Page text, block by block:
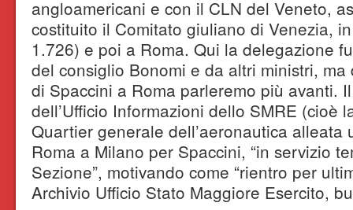
angloamericani e con il CLN del Veneto,
costituito il Comitato giuliano di Venezia,
1.726) e poi a Roma. Qui la delegazione
del consiglio Bonomi e da altri ministri,
di Spaccini a Roma parleremo più avanti.
dell’Ufficio Informazioni dello SMRE (cioè
Quartier generale dell’aeronautica alleata
Roma a Milano per Spaccini, “in servizio
Sezione”, motivando come “rientro per
Archivio Ufficio Stato Maggiore Esercito,